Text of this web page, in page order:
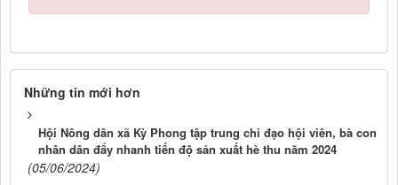
Những tin mới hơn
Hội Nông dân xã Kỳ Phong tập trung chỉ đạo hội viên, bà con
nhân dân đẩy nhanh tiến độ sản xuất hè thu năm 2024
(05/06/2024)